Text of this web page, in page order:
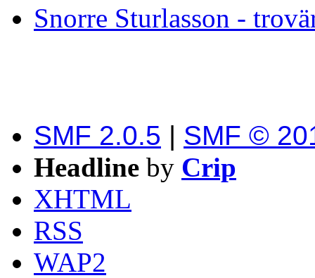
Snorre Sturlasson -
SMF 2.0.5 | SMF ©
Headline by Crip
XHTML
RSS
WAP2